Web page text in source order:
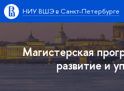
НИУ ВШЭ в Санкт-Петербурге
Магистерская
развитие и